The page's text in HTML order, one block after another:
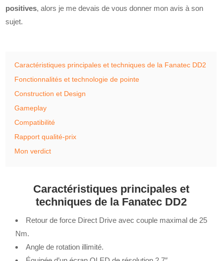
positives, alors je me devais de vous donner mon avis à son
sujet.
Caractéristiques principales et techniques de la Fanatec DD2
Fonctionnalités et technologie de pointe
Construction et Design
Gameplay
Compatibilité
Rapport qualité-prix
Mon verdict
Caractéristiques principales et
techniques de la Fanatec DD2
Retour de force Direct Drive avec couple maximal de 25
Nm.
Angle de rotation illimité.